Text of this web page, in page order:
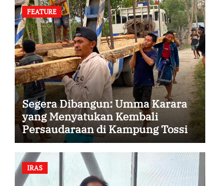
FEATURE
Segera Dibangun: Umma Karara
yang Menyatukan Kembali
Persaudaraan di Kampung Tossi
IRAS